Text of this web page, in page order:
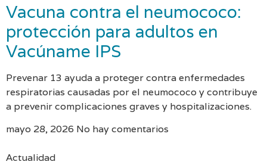
Vacuna contra el neumococo:
protección para adultos en
Vacúname IPS
Prevenar 13 ayuda a proteger contra enfermedades
respiratorias causadas por el neumococo y contribuye
a prevenir complicaciones graves y hospitalizaciones.
mayo 28, 2026 No hay comentarios
Actualidad